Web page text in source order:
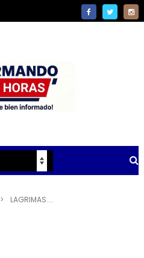
> LAGRIMAS....